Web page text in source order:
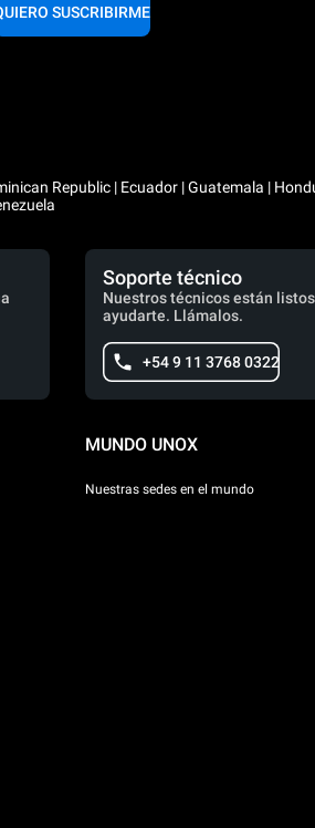
SUSCRIBIRME
Republic | Ecuador | Guatemala |
Soporte técnico
Nuestros técnicos están
ayudarte. Llámalos.
+54 9 11 3768 0322
MUNDO UNOX
Nuestras sedes en el mundo